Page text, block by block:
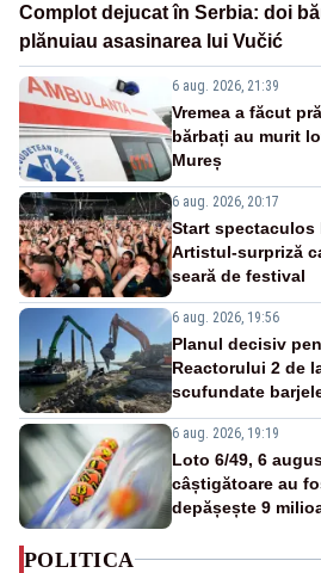
Complot dejucat în Serbia: doi
plănuiau asasinarea lui Vučić
6 aug. 2026, 21:39
Vremea a făcut
bărbați au murit
Mureș
6 aug. 2026, 20:17
Start spectaculos
Artistul-surpriză
seară de festival
6 aug. 2026, 19:56
Planul decisiv
Reactorului 2 de
scufundate
6 aug. 2026, 19:19
Loto 6/49, 6
câștigătoare au
depășește 9
POLITICA